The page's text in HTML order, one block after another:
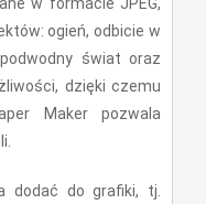
w formacie JPEG,
ogień, odbicie w
świat oraz
dzięki czemu
Maker pozwala
dodać do grafiki, tj.